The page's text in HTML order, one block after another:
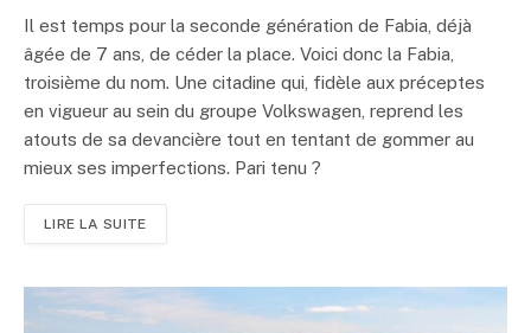
Il est temps pour la seconde génération de Fabia, déjà
âgée de 7 ans, de céder la place. Voici donc la Fabia,
troisième du nom. Une citadine qui, fidèle aux préceptes
en vigueur au sein du groupe Volkswagen, reprend les
atouts de sa devancière tout en tentant de gommer au
mieux ses imperfections. Pari tenu ?
LIRE LA SUITE